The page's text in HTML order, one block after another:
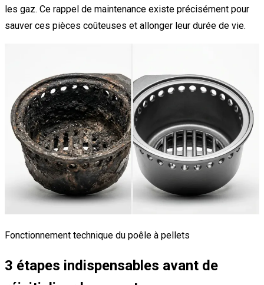
les gaz. Ce rappel de maintenance existe précisément pour
sauver ces pièces coûteuses et allonger leur durée de vie.
Fonctionnement technique du poêle à pellets
3 étapes indispensables avant de